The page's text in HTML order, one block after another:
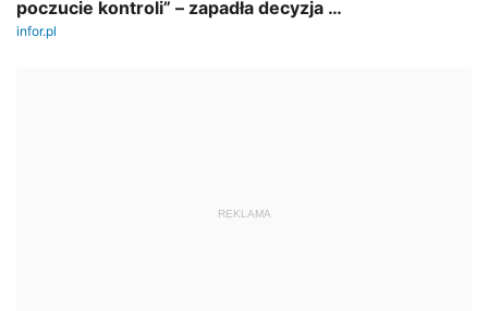
REKLAMA